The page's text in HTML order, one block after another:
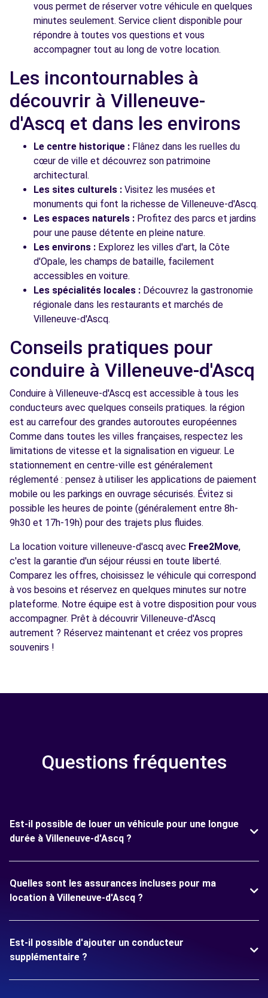
vous permet de réserver votre véhicule en quelques
minutes seulement. Service client disponible pour
répondre à toutes vos questions et vous
accompagner tout au long de votre location.
Les incontournables à
découvrir à Villeneuve-
d'Ascq et dans les environs
Le centre historique : Flânez dans les ruelles du
cœur de ville et découvrez son patrimoine
architectural.
Les sites culturels : Visitez les musées et
monuments qui font la richesse de Villeneuve-d'Ascq.
Les espaces naturels : Profitez des parcs et jardins
pour une pause détente en pleine nature.
Les environs : Explorez les villes d'art, la Côte
d'Opale, les champs de bataille, facilement
accessibles en voiture.
Les spécialités locales : Découvrez la gastronomie
régionale dans les restaurants et marchés de
Villeneuve-d'Ascq.
Conseils pratiques pour
conduire à Villeneuve-d'Ascq
Conduire à Villeneuve-d'Ascq est accessible à tous les
conducteurs avec quelques conseils pratiques. la région
est au carrefour des grandes autoroutes européennes
Comme dans toutes les villes françaises, respectez les
limitations de vitesse et la signalisation en vigueur. Le
stationnement en centre-ville est généralement
réglementé : pensez à utiliser les applications de paiement
mobile ou les parkings en ouvrage sécurisés. Évitez si
possible les heures de pointe (généralement entre 8h-
9h30 et 17h-19h) pour des trajets plus fluides.
La location voiture villeneuve-d'ascq avec Free2Move,
c'est la garantie d'un séjour réussi en toute liberté.
Comparez les offres, choisissez le véhicule qui correspond
à vos besoins et réservez en quelques minutes sur notre
plateforme. Notre équipe est à votre disposition pour vous
accompagner. Prêt à découvrir Villeneuve-d'Ascq
autrement ? Réservez maintenant et créez vos propres
souvenirs !
Questions fréquentes
Est-il possible de louer un véhicule pour une longue
durée à Villeneuve-d'Ascq ?
Quelles sont les assurances incluses pour ma
location à Villeneuve-d'Ascq ?
Est-il possible d'ajouter un conducteur
supplémentaire ?